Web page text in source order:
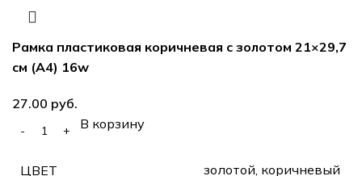
Рамка пластиковая коричневая с золотом 21×29,7
см (А4) 16w
руб.
В корзину
ЦВЕТ золотой, коричневый